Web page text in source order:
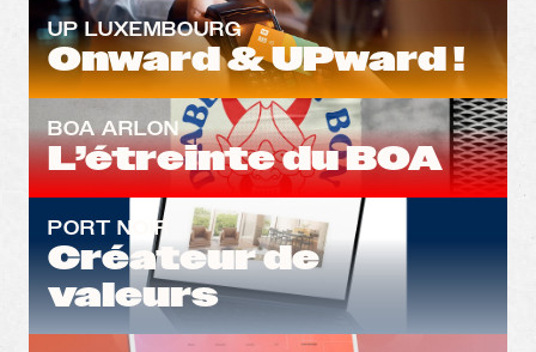
UP LUXEMBOURG
Onward & UPward !
BOA ARLON
L’étreinte du BOA
PORT NOIR
Créateur de
valeurs